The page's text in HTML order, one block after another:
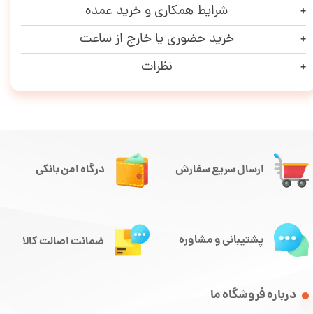
شرایط همکاری و خرید عمده
خرید حضوری یا خارج از ساعت
نظرات
ارسال سریع سفارش
درباره فروشگاه ما
درگاه امن بانکی
پشتیبانی و مشاوره ضمانت اصالت کالا